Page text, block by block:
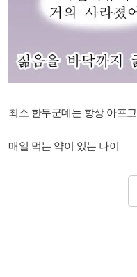
최소 한두군데는 항상 아프고
매일 먹는 약이 있는 나이